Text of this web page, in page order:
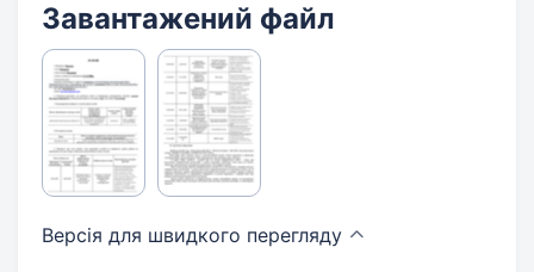
Завантажений файл
Версія для швидкого перегляду